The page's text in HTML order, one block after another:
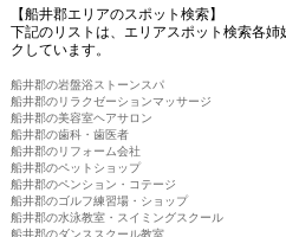
【船井郡エリアのスポット検索】
下記のリストは、エリアスポット検索各
クしています。
船井郡の岩盤浴ストーンスパ
船井郡のリラクゼーションマッサージ
船井郡の美容室ヘアサロン
船井郡の歯科・歯医者
船井郡のリフォーム会社
船井郡のペットショップ
船井郡のペンション・コテージ
船井郡のゴルフ練習場・ショップ
船井郡の水泳教室・スイミングスクール
船井郡のダンススクール教室